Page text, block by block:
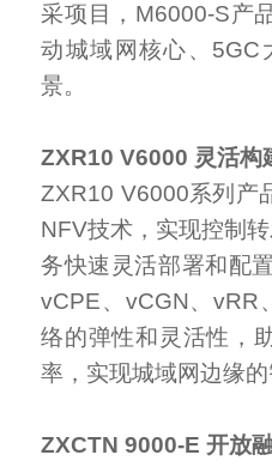
采项目，M6000-S产
动城域网核心、5GC
景。
ZXR10 V6000 灵活构
ZXR10 V6000系列产
NFV技术，实现控制
务快速灵活部署和配
vCPE、vCGN、vRR
络的弹性和灵活性，
率，实现城域网边缘
ZXCTN 9000-E 开放